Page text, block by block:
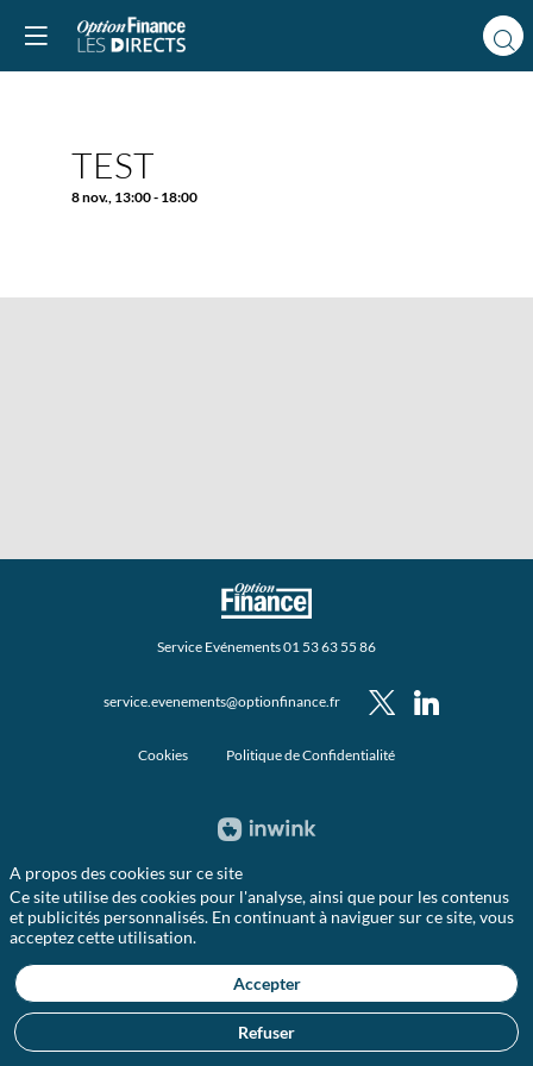
Vous devez être
et connecté pour
accéder à cette
fonctionnalité
TEST
8 nov. 13:00- 18:00
Service Evénements 01 53 63 55 86
service.evenements@optionfinance.fr
Cookies Politique de Confidentialité
A propos des cookies sur ce site
Ce site utilise des cookies pour l'analyse, ainsi que pour les contenus
et publicités personnalisés. En continuant à naviguer sur ce site, vous
acceptez cette utilisation.
Accepter
Refuser